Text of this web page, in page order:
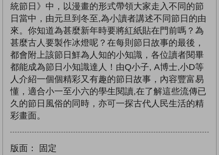
統節日》中，以漫畫的形式帶領大家走入不同的節
日當中，由元旦到冬至,為小讀者講述不同節日的由
來。你知道為甚麼新年時要將紅紙貼在門前嗎？為
甚麼古人要製作冰燈呢？在每則節日故事的最後，
都會附上該節日鮮為人知的小知識，各位讀者閱畢
都能成為節日小知識達人！由Q小子, A博士,小D等
人介紹一個個精彩又有趣的節日故事，內容豐富易
懂，適合小一至小六的學生閱讀,在了解這些流傳已
久的節日風俗的同時，亦可一探古代人民生活的精
彩畫面。
版面：
固定